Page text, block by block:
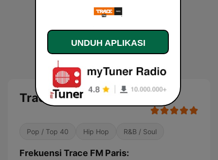
Trace FM Paris
Pop / Top 40 Hip Hop R&B / Soul
Frekuensi Trace FM Paris:
UNDUH APLIKASI